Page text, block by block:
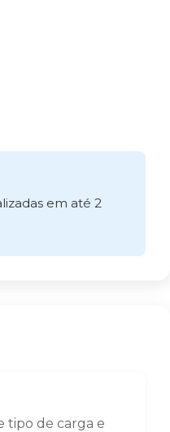
em até 2
tipo de carga e